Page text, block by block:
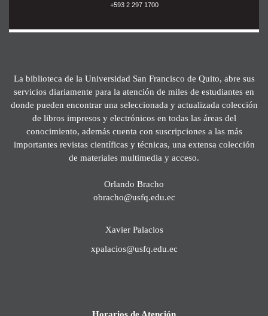
+593 2 297 1700
La biblioteca de la Universidad San Francisco de Quito, abre sus
servicios diariamente para la atención de miles de estudiantes en
donde pueden encontrar una seleccionada y actualizada colección
de libros impresos y electrónicos en todas las áreas del
conocimiento, además cuenta con suscripciones a las más
importantes revistas científicas y técnicas, una extensa colección
de materiales multimedia y acceso.
Orlando Bracho
obracho@usfq.edu.ec
Xavier Palacios
xpalacios@usfq.edu.ec
Horarios de Atención